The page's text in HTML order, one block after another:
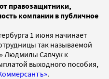
правозащитники,
компании в публичное
1 июня начинает
так называемой
Людмилы Савчук к
выходного пособия,
.